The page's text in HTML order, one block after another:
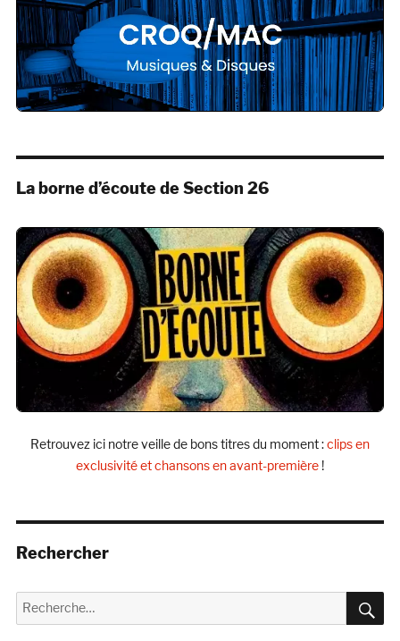
La borne d’écoute de Section 26
Retrouvez ici notre veille de bons titres du moment :clips en
exclusivité et chansons en avant-première !
Rechercher
Recherche
pour :